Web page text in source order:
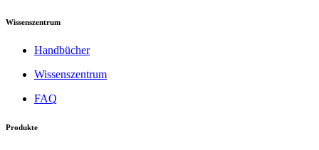
Wissenszentrum
Handbücher
Wissenszentrum
FAQ
Produkte